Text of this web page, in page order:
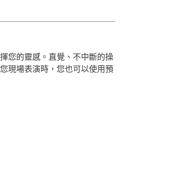
您的靈感。直覺、不中斷的操
現場表演時，您也可以使用預